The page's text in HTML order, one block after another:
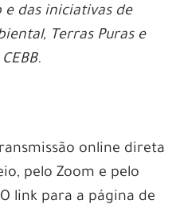
das iniciativas de
Terras Puras e
online direta
pelo Zoom e pelo
link para a página de